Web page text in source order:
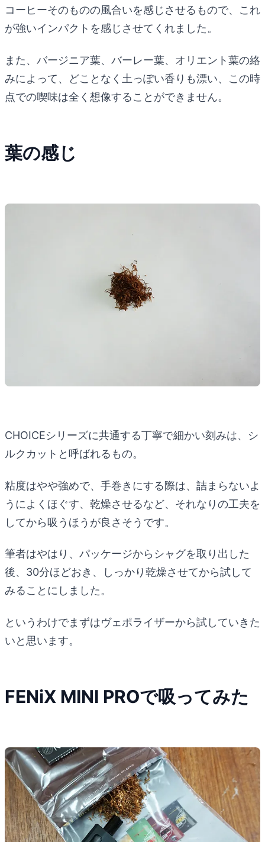
コーヒーそのものの風合いを感じさせるもので、これ
が強いインパクトを感じさせてくれました。
また、バージニア葉、バーレー葉、オリエント葉の絡
みによって、どことなく土っぽい香りも漂い、この時
点での喫味は全く想像することができません。
葉の感じ
CHOICEシリーズに共通する丁寧で細かい刻みは、シ
ルクカットと呼ばれるもの。
粘度はやや強めで、手巻きにする際は、詰まらないよ
うによくほぐす、乾燥させるなど、それなりの工夫を
してから吸うほうが良さそうです。
筆者はやはり、パッケージからシャグを取り出した
後、30分ほどおき、しっかり乾燥させてから試して
みることにしました。
というわけでまずはヴェポライザーから試していきた
いと思います。
FENiX MINI PROで吸ってみた